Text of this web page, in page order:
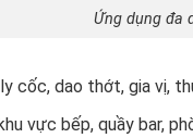
Ứng dụng đa
cốc, dao thớt, gia vị,
vực bếp, quầy bar,